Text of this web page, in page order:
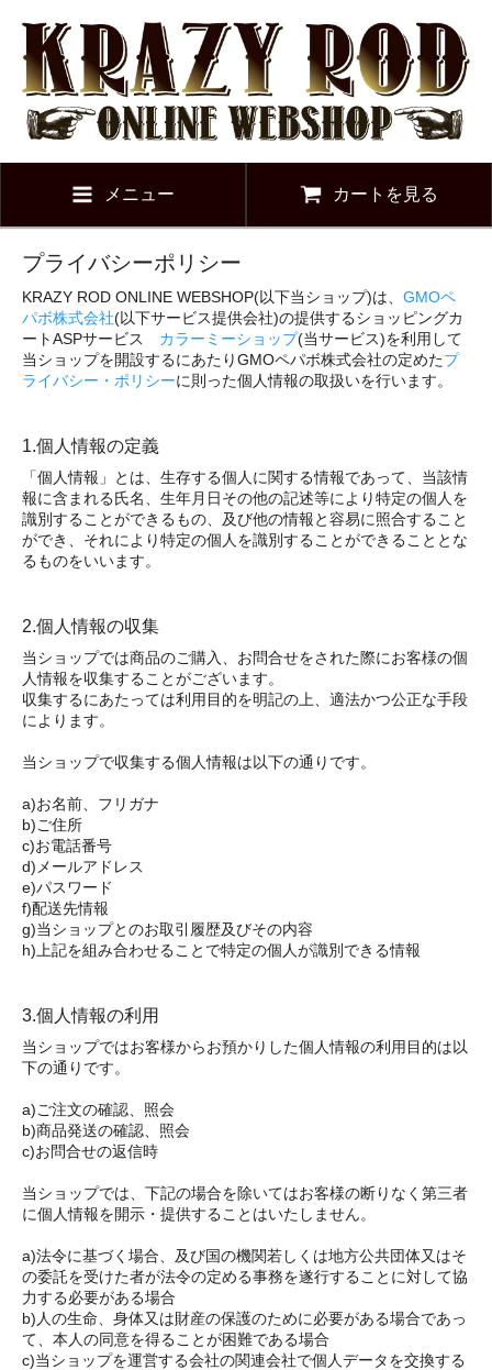
メニュー カートを見る
プライバシーポリシー
KRAZY ROD ONLINE WEBSHOP(以下当ショップ)は、 GMOペ
パボ株式会社(以下サービス提供会社)の提供するショッピングカ
ートASPサービス カラーミーショップ(当サービス)を利用して
当ショップを開設するにあたりGMOペパボ株式会社の定めたプ
ライバシー・ポリシーに則った個人情報の取扱いを行います。
1.個人情報の定義
「個人情報」とは、生存する個人に関する情報であって、当該情
報に含まれる氏名、生年月日その他の記述等により特定の個人を
識別することができるもの、及び他の情報と容易に照合すること
ができ、それにより特定の個人を識別することができることとな
るものをいいます。
2.個人情報の収集
当ショップでは商品のご購入、お問合せをされた際にお客様の個
人情報を収集することがございます。
収集するにあたっては利用目的を明記の上、適法かつ公正な手段
によります。
当ショップで収集する個人情報は以下の通りです。
a)お名前、フリガナ
b)ご住所
c)お電話番号
d)メールアドレス
e)パスワード
f)配送先情報
g)当ショップとのお取引履歴及びその内容
h)上記を組み合わせることで特定の個人が識別できる情報
3.個人情報の利用
当ショップではお客様からお預かりした個人情報の利用目的は以
下の通りです。
a)ご注文の確認、照会
b)商品発送の確認、照会
c)お問合せの返信時
当ショップでは、下記の場合を除いてはお客様の断りなく第三者
に個人情報を開示・提供することはいたしません。
a)法令に基づく場合、及び国の機関若しくは地方公共団体又はそ
の委託を受けた者が法令の定める事務を遂行することに対して協
力する必要がある場合
b)人の生命、身体又は財産の保護のために必要がある場合であっ
て、本人の同意を得ることが困難である場合
c)当ショップを運営する会社の関連会社で個人データを交換する